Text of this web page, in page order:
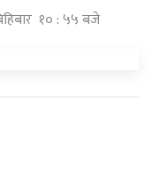
१० : ५५ बजे